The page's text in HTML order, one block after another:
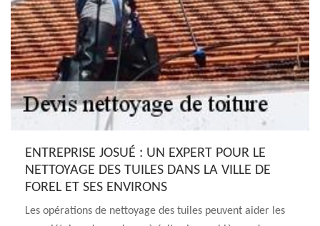
ENTREPRISE JOSUÉ : UN EXPERT POUR LE
NETTOYAGE DES TUILES DANS LA VILLE DE
FOREL ET SES ENVIRONS
Les opérations de nettoyage des tuiles peuvent aider les